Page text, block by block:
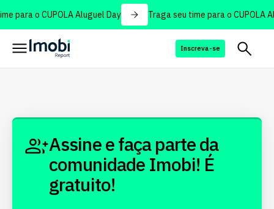
para o CUPOLA Aluguel Day Traga seu time para o CUPOLA
Inscreva-se
Assine e faça parte da
comunidade Imobi! É
gratuito!